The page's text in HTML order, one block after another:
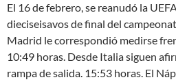
El 16 de febrero, se reanudó la
dieciseisavos de final del
Madrid le correspondió medirse
10:49 horas. Desde Italia siguen
rampa de salida. 15:53 horas. El